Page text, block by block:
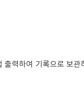
출력하여 기록으로 보관